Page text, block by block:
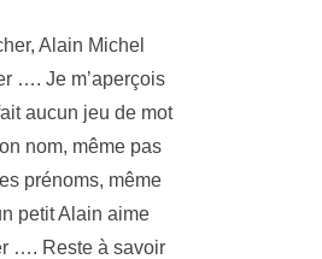
Alain Michel
…. Je m’aperçois
aucun jeu de mot
nom, même pas
prénoms, même
petit Alain aime
…. Reste à savoir